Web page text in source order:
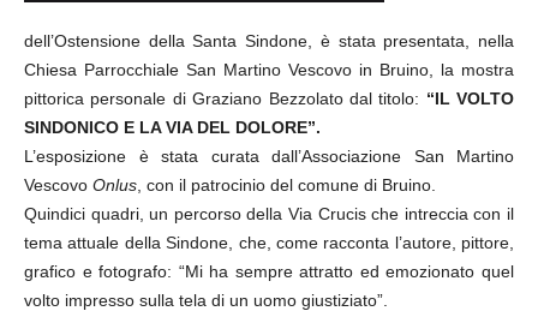
dell’Ostensione della Santa Sindone, è stata presentata, nella
Chiesa Parrocchiale San Martino Vescovo in Bruino, la mostra
pittorica personale di Graziano Bezzolato dal titolo: “IL VOLTO
SINDONICO E LA VIA DEL DOLORE”.
L’esposizione è stata curata dall’Associazione San Martino
Vescovo Onlus , con il patrocinio del comune di Bruino.
Quindici quadri, un percorso della Via Crucis che intreccia con il
tema attuale della Sindone, che, come racconta l’autore, pittore,
grafico e fotografo: “Mi ha sempre attratto ed emozionato quel
volto impresso sulla tela di un uomo giustiziato”.